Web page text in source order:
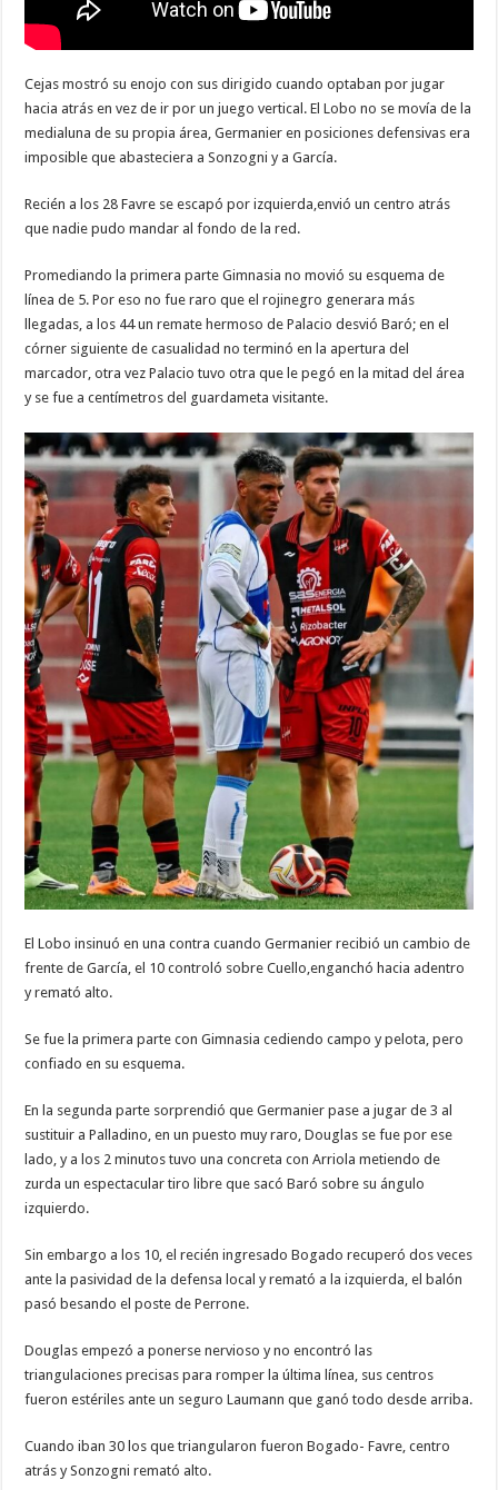
Cejas mostró su enojo con sus dirigido cuando optaban por jugar
hacia atrás en vez de ir por un juego vertical. El Lobo no se movía de la
medialuna de su propia área, Germanier en posiciones defensivas era
imposible que abasteciera a Sonzogni y a García.
Recién a los 28 Favre se escapó por izquierda,envió un centro atrás
que nadie pudo mandar al fondo de la red.
Promediando la primera parte Gimnasia no movió su esquema de
línea de 5. Por eso no fue raro que el rojinegro generara más
llegadas, a los 44 un remate hermoso de Palacio desvió Baró; en el
córner siguiente de casualidad no terminó en la apertura del
marcador, otra vez Palacio tuvo otra que le pegó en la mitad del área
y se fue a centímetros del guardameta visitante.
El Lobo insinuó en una contra cuando Germanier recibió un cambio de
frente de García, el 10 controló sobre Cuello,enganchó hacia adentro
y remató alto.
Se fue la primera parte con Gimnasia cediendo campo y pelota, pero
confiado en su esquema.
En la segunda parte sorprendió que Germanier pase a jugar de 3 al
sustituir a Palladino, en un puesto muy raro, Douglas se fue por ese
lado, y a los 2 minutos tuvo una concreta con Arriola metiendo de
zurda un espectacular tiro libre que sacó Baró sobre su ángulo
izquierdo.
Sin embargo a los 10, el recién ingresado Bogado recuperó dos veces
ante la pasividad de la defensa local y remató a la izquierda, el balón
pasó besando el poste de Perrone.
Douglas empezó a ponerse nervioso y no encontró las
triangulaciones precisas para romper la última línea, sus centros
fueron estériles ante un seguro Laumann que ganó todo desde arriba.
Cuando iban 30 los que triangularon fueron Bogado- Favre, centro
atrás y Sonzogni remató alto.